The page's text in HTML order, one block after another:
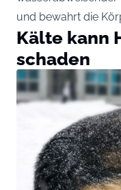
und bewahrt die
Kälte kann
schaden